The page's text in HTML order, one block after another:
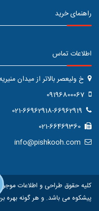
راهنمای خرید
اطلاعات تماس
خ ولیعصر بالاتر از میدان منیریه
کلیه حقوق طراحی و اطلاعات
پیشکوه می باشد. و هر گونه بهره